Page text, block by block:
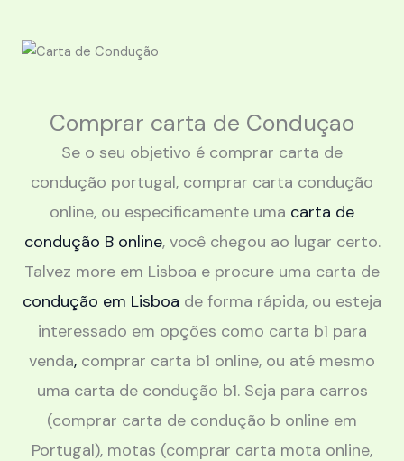
Comprar carta de Conduçao
Se o seu objetivo é comprar carta de
condução portugal, comprar carta condução
online, ou especificamente uma carta de
condução B online, você chegou ao lugar certo.
Talvez more em Lisboa e procure uma carta de
condução em Lisboa de forma rápida, ou esteja
interessado em opções como carta b1 para
venda, comprar carta b1 online, ou até mesmo
uma carta de condução b1. Seja para carros
(comprar carta de condução b online em
Portugal), motas (comprar carta mota online,